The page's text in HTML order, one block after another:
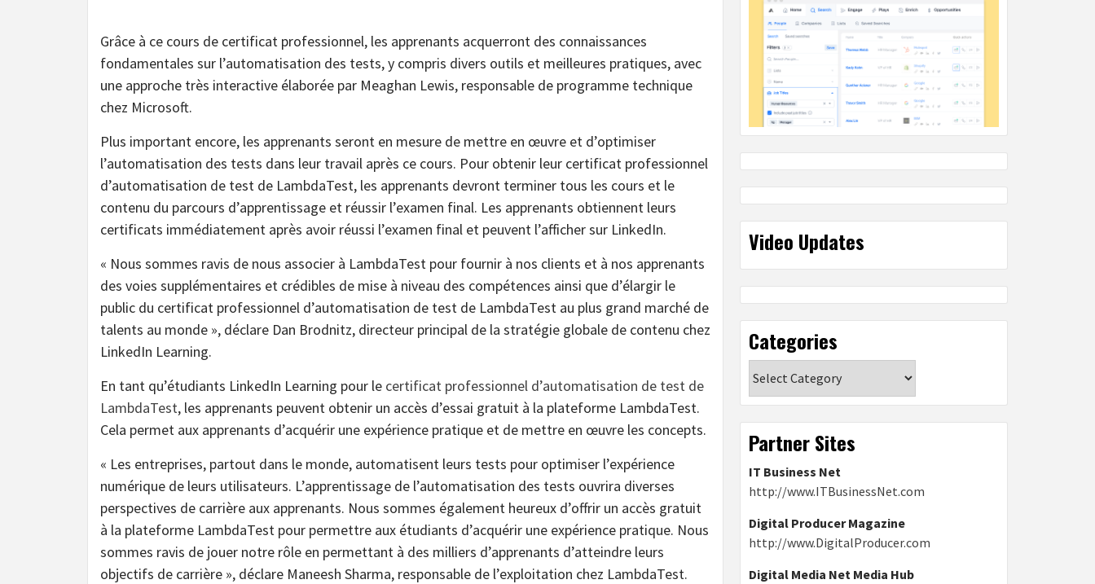
Grâce à ce cours de certificat professionnel, les apprenants acquerront des connaissances
fondamentales sur l’automatisation des tests, y compris divers outils et meilleures pratiques, avec
une approche très interactive élaborée par Meaghan Lewis, responsable de programme technique
chez Microsoft.
Plus important encore, les apprenants seront en mesure de mettre en œuvre et d’optimiser
l’automatisation des tests dans leur travail après ce cours. Pour obtenir leur certificat professionnel
d’automatisation de test de LambdaTest, les apprenants devront terminer tous les cours et le
contenu du parcours d’apprentissage et réussir l’examen final. Les apprenants obtiennent leurs
certificats immédiatement après avoir réussi l’examen final et peuvent l’afficher sur LinkedIn.
« Nous sommes ravis de nous associer à LambdaTest pour fournir à nos clients et à nos apprenants
des voies supplémentaires et crédibles de mise à niveau des compétences ainsi que d’élargir le
public du certificat professionnel d’automatisation de test de LambdaTest au plus grand marché de
talents au monde », déclare Dan Brodnitz, directeur principal de la stratégie globale de contenu chez
LinkedIn Learning.
En tant qu’étudiants LinkedIn Learning pour le certificat professionnel d’automatisation de test de
LambdaTest, les apprenants peuvent obtenir un accès d’essai gratuit à la plateforme LambdaTest.
Cela permet aux apprenants d’acquérir une expérience pratique et de mettre en œuvre les concepts.
« Les entreprises, partout dans le monde, automatisent leurs tests pour optimiser l’expérience
numérique de leurs utilisateurs. L’apprentissage de l’automatisation des tests ouvrira diverses
perspectives de carrière aux apprenants. Nous sommes également heureux d’offrir un accès gratuit
à la plateforme LambdaTest pour permettre aux étudiants d’acquérir une expérience pratique. Nous
sommes ravis de jouer notre rôle en permettant à des milliers d’apprenants d’atteindre leurs
objectifs de carrière », déclare Maneesh Sharma, responsable de l’exploitation chez LambdaTest.
Video Updates
Categories
Partner Sites
IT Business Net
http://www.ITBusinessNet.com
Digital Producer Magazine
http://www.DigitalProducer.com
Digital Media Net Media Hub